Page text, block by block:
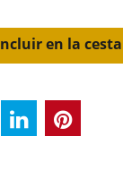
en la cesta